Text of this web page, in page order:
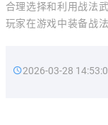
合理选择和利用战法
玩家在游戏中装备战
2026-03-28